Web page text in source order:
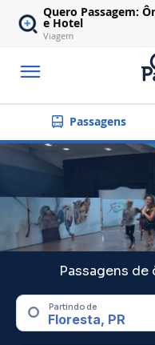
Quero Passagem:
e Hotel
Viagem
Passagens
Passagens de
Partindo de